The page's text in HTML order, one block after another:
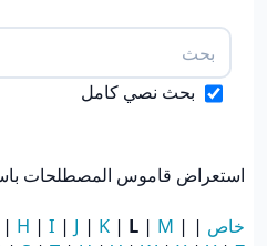
بحث نصي كامل
استعراض قاموس المصطلحات
خاص |
| H | I | J | K | L | M |